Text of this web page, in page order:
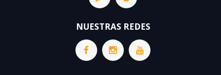
NUESTRAS REDES